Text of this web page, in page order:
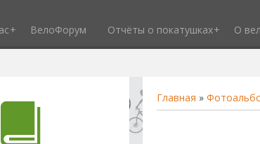
ВелоФорум Отчёты о покатушках О
Главная »